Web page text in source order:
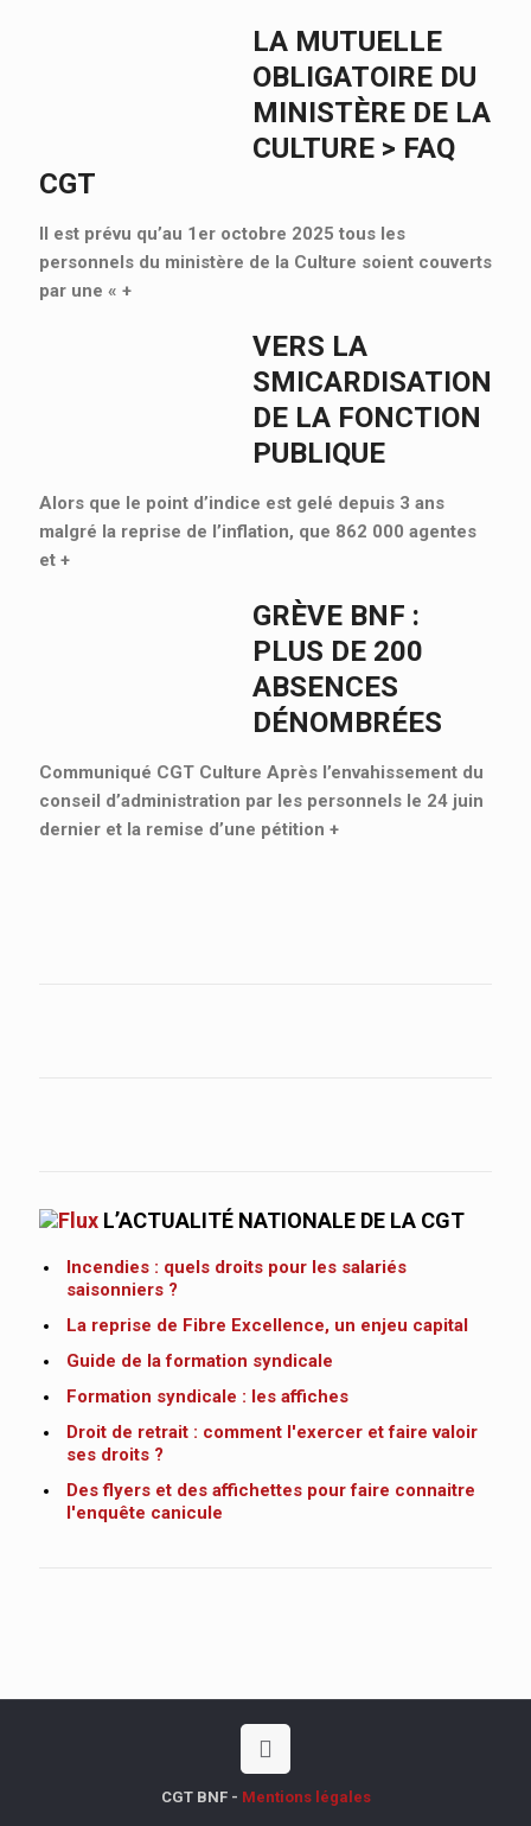
LA MUTUELLE
OBLIGATOIRE DU
MINISTÈRE DE LA
CULTURE > FAQ
CGT
Il est prévu qu’au 1er octobre 2025 tous les
personnels du ministère de la Culture soient couverts
par une « +
VERS LA
SMICARDISATION
DE LA FONCTION
PUBLIQUE
Alors que le point d’indice est gelé depuis 3 ans
malgré la reprise de l’inflation, que 862 000 agentes
et +
GRÈVE BNF :
PLUS DE 200
ABSENCES
DÉNOMBRÉES
Communiqué CGT Culture Après l’envahissement du
conseil d’administration par les personnels le 24 juin
dernier et la remise d’une pétition +
L’ACTUALITÉ NATIONALE DE LA CGT
Incendies : quels droits pour les salariés
saisonniers ?
La reprise de Fibre Excellence, un enjeu capital
Guide de la formation syndicale
Formation syndicale : les affiches
Droit de retrait : comment l'exercer et faire valoir
ses droits ?
Des flyers et des affichettes pour faire connaitre
l'enquête canicule
CGT BNF - Mentions légales